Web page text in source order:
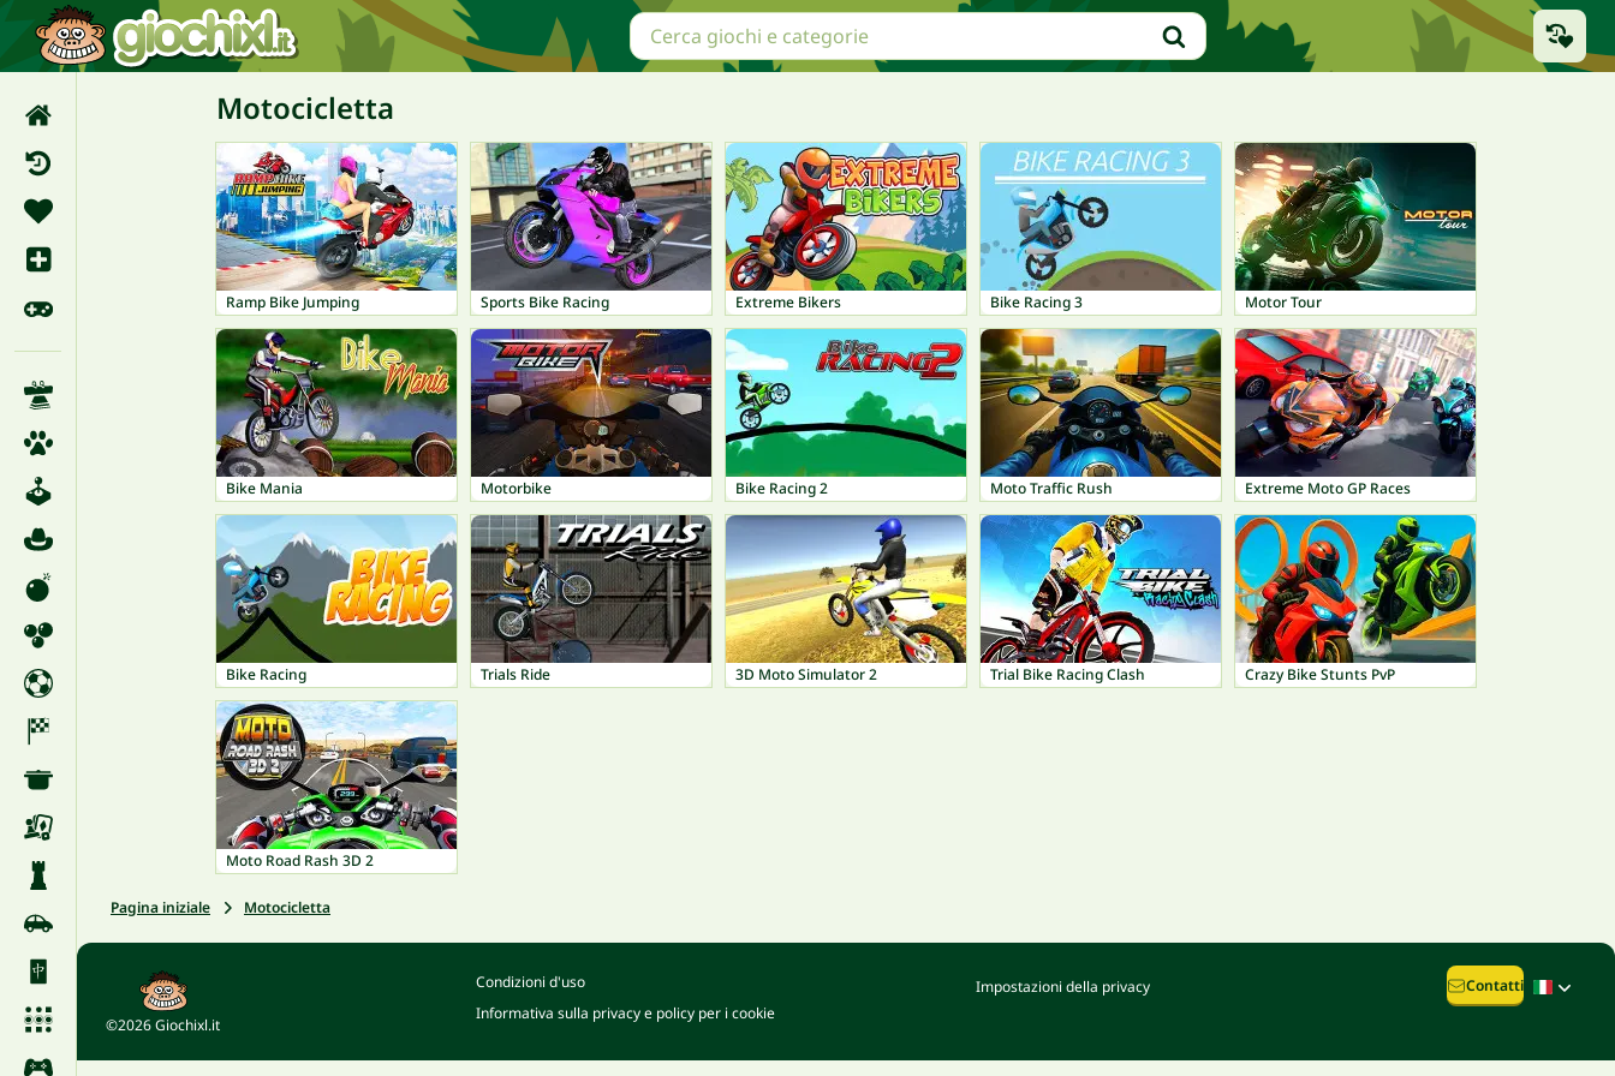
Motocicletta
Ramp Bike Jumping Sports Bike Racing Extreme Bikers Bike Racing 3 Motor Tour
Bike Mania Motorbike Bike Racing 2 Moto Traffic Rush Extreme Moto GP Races
Bike Racing Trials Ride 3D Moto Simulator 2 Trial Bike Racing Clash Crazy Bike Stunts PvP
Moto Road Rash 3D 2
Pagina iniziale Motocicletta
©2026 Giochixl.it
Condizioni d'uso
Informativa sulla privacy e policy per i cookie
Impostazioni della privacy Contatti